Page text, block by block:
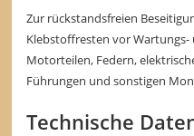
Zur rückstandsfreien
Klebstoffresten vor
Motorteilen, Federn,
Führungen und sonstigen
Technische